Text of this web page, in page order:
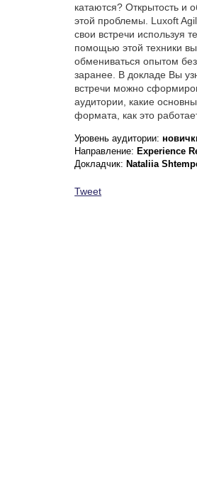
катаются? Открытость
этой проблемы. Luxoft
свои встречи используя
помощью этой техники
обмениваться опытом
заранее. В докладе Вы
встречи можно
аудитории, какие
формата, как это
Уровень аудитории:
Направление: Experience
Докладчик: Nataliia
Tweet